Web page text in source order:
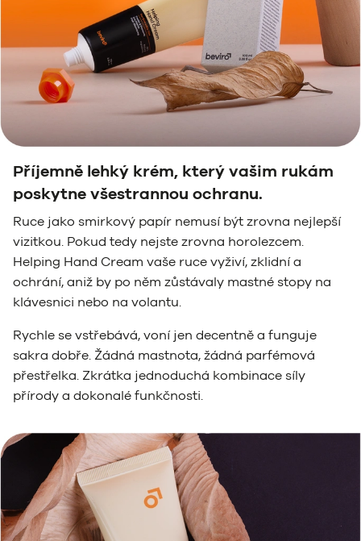
Příjemně lehký krém, který vašim rukám
poskytne všestrannou ochranu.
Ruce jako smirkový papír nemusí být zrovna nejlepší
vizitkou. Pokud tedy nejste zrovna horolezcem.
Helping Hand Cream vaše ruce vyživí, zklidní a
ochrání, aniž by po něm zůstávaly mastné stopy na
klávesnici nebo na volantu.
Rychle se vstřebává, voní jen decentně a funguje
sakra dobře. Žádná mastnota, žádná parfémová
přestřelka. Zkrátka jednoduchá kombinace síly
přírody a dokonalé funkčnosti.